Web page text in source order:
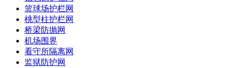
篮球场护栏网
桃型柱护栏网
桥梁防抛网
机场围界
看守所隔离网
监狱防护网